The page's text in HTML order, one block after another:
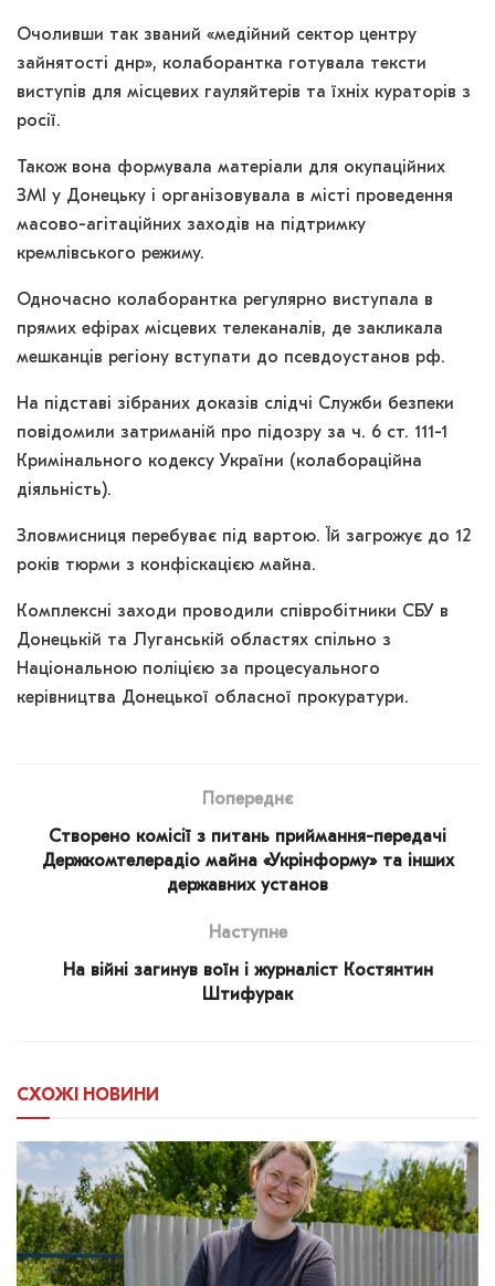
Очоливши так званий «медійний сектор центру
зайнятості днр», колаборантка готувала тексти
виступів для місцевих гауляйтерів та їхніх кураторів з
росії.
Також вона формувала матеріали для окупаційних
ЗМІ у Донецьку і організовувала в місті проведення
масово-агітаційних заходів на підтримку
кремлівського режиму.
Одночасно колаборантка регулярно виступала в
прямих ефірах місцевих телеканалів, де закликала
мешканців регіону вступати до псевдоустанов рф.
На підставі зібраних доказів слідчі Служби безпеки
повідомили затриманій про підозру за ч. 6 ст. 111-1
Кримінального кодексу України (колабораційна
діяльність).
Зловмисниця перебуває під вартою. Їй загрожує до 12
років тюрми з конфіскацією майна.
Комплексні заходи проводили співробітники СБУ в
Донецькій та Луганській областях спільно з
Національною поліцією за процесуального
керівництва Донецької обласної прокуратури.
Попереднє
Створено комісії з питань приймання-передачі
Держкомтелерадіо майна «Укрінформу» та інших
державних установ
Наступне
На війні загинув воїн і журналіст Костянтин
Штифурак
СХОЖІ НОВИНИ